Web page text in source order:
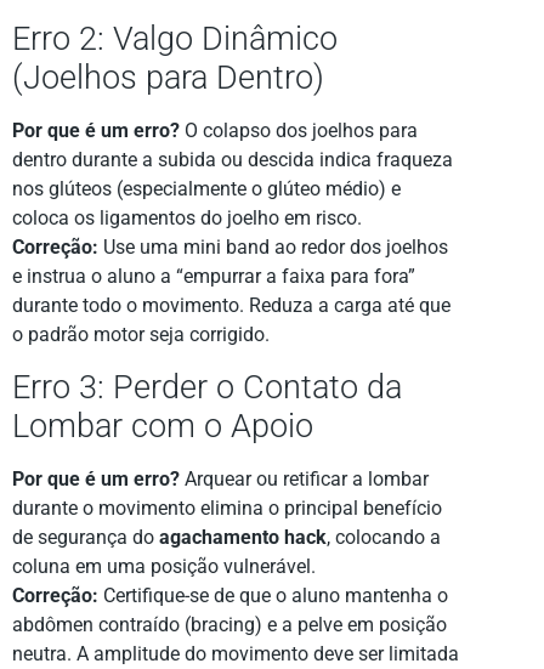
Erro 2: Valgo Dinâmico
(Joelhos para Dentro)
Por que é um erro? O colapso dos joelhos para
dentro durante a subida ou descida indica fraqueza
nos glúteos (especialmente o glúteo médio) e
coloca os ligamentos do joelho em risco.
Correção: Use uma mini band ao redor dos joelhos
e instrua o aluno a “empurrar a faixa para fora”
durante todo o movimento. Reduza a carga até que
o padrão motor seja corrigido.
Erro 3: Perder o Contato da
Lombar com o Apoio
Por que é um erro? Arquear ou retificar a lombar
durante o movimento elimina o principal benefício
de segurança do agachamento hack, colocando a
coluna em uma posição vulnerável.
Correção: Certifique-se de que o aluno mantenha o
abdômen contraído (bracing) e a pelve em posição
neutra. A amplitude do movimento deve ser limitada